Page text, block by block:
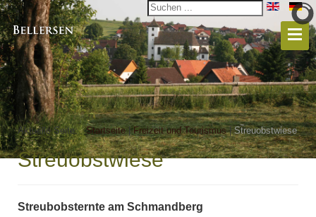
Aktuelle Seite: Startseite Freizeit und Tourismus | Streuobstwiese
Streuobstwiese
Streubobsternte am Schmandberg